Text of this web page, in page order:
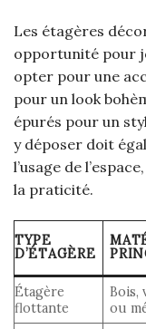
Les étagères
opportunité pour
opter pour une
pour un look
épurés pour un
y déposer doit
l’usage de
la praticité.
TYPE
D’ÉTAGÈRE
Étagère
flottante
Bois,
ou